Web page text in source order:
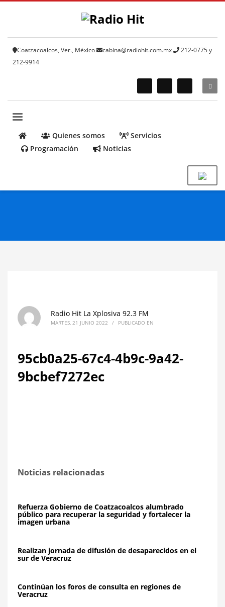
Coatzacoalcos, Ver., México cabina@radiohit.com.mx
212-0775 y
212-9914
Quienes somos
Servicios
Programación
Noticias
Radio Hit La Xplosiva 92.3 FM
MARTES, 21 JUNIO 2022 / PUBLICADO EN
95cb0a25-67c4-4b9c-9a42-
9bcbef7272ec
Noticias relacionadas
Refuerza Gobierno de Coatzacoalcos alumbrado
público para recuperar la seguridad y fortalecer la
imagen urbana
Realizan jornada de difusión de desaparecidos en el
sur de Veracruz
Continúan los foros de consulta en regiones de
Veracruz